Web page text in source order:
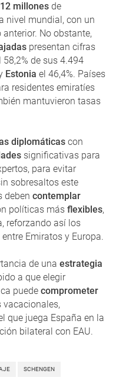
12 millones de
nivel mundial, con un
anterior. No obstante,
presentan cifras
de sus 4.494
Estonia el 46,4%. Países
residentes emiratíes
mantuvieron tasas
diplomáticas con
significativas para
para evitar
sobresaltos este
deben contemplar
políticas más flexibles,
reforzando así los
entre Emiratos y Europa.
de una estrategia
a que elegir
puede comprometer
que juega España en la
bilateral con EAU.
SCHENGEN